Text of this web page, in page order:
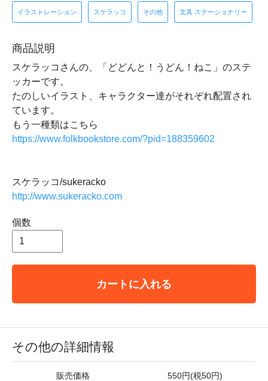
イラストレーション スケラッコ その他 文具 ステーショナリー
商品説明
スケラッコさんの、「どどんと！うどん！ねこ」のステ
ッカーです。
たのしいイラスト、キャラクター達がそれぞれ配置され
ています。
もう一種類はこちら
https://www.folkbookstore.com/?pid=188359602
スケラッコ/sukeracko
http://www.sukeracko.com
個数
カートに入れる
その他の詳細情報
販売価格 550円(税50円)